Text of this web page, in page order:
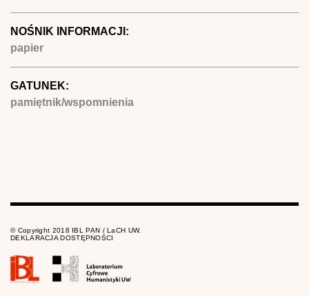
NOŚNIK INFORMACJI:
papier
GATUNEK:
pamiętnik/wspomnienia
© Copyright 2018 IBL PAN / LaCH UW.
DEKLARACJA DOSTĘPNOŚCI